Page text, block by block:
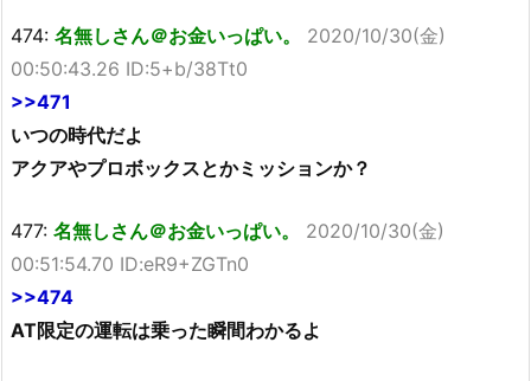
474: 名無しさん＠お金いっぱい。
2020/10/30(金)
00:50:43.26 ID:5+b/38Tt0
>>471
いつの時代だよ
アクアやプロボックスとかミッションか？
477: 名無しさん＠お金いっぱい。
2020/10/30(金)
00:51:54.70 ID:eR9+ZGTn0
>>474
AT限定の運転は乗った瞬間わかるよ